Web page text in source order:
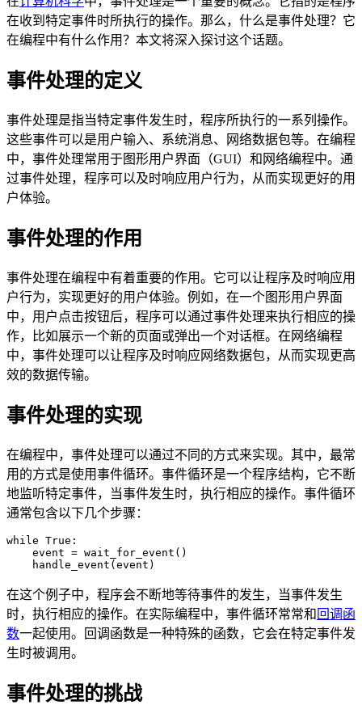
在收到特定事件时所执行的操作。那么，什么是事件处理？它
在编程中有什么作用？本文将深入探讨这个话题。
事件处理的定义
事件处理是指当特定事件发生时，程序所执行的一系列操作。
这些事件可以是用户输入、系统消息、网络数据包等。在编程
中，事件处理常用于图形用户界面（GUI）和网络编程中。通
过事件处理，程序可以及时响应用户行为，从而实现更好的用
户体验。
事件处理的作用
事件处理在编程中有着重要的作用。它可以让程序及时响应用
户行为，实现更好的用户体验。例如，在一个图形用户界面
中，用户点击按钮后，程序可以通过事件处理来执行相应的操
作，比如展示一个新的页面或弹出一个对话框。在网络编程
中，事件处理可以让程序及时响应网络数据包，从而实现更高
效的数据传输。
事件处理的实现
在编程中，事件处理可以通过不同的方式来实现。其中，最常
用的方式是使用事件循环。事件循环是一个程序结构，它不断
地监听特定事件，当事件发生时，执行相应的操作。事件循环
通常包含以下几个步骤：
while True:
    event = wait_for_event()
在这个例子中，程序会不断地等待事件的发生，当事件发生
时，执行相应的操作。在实际编程中，事件循环常常和 回调函
数一起使用。回调函数是一种特殊的函数，它会在特定事件发
生时被调用。
事件处理的挑战